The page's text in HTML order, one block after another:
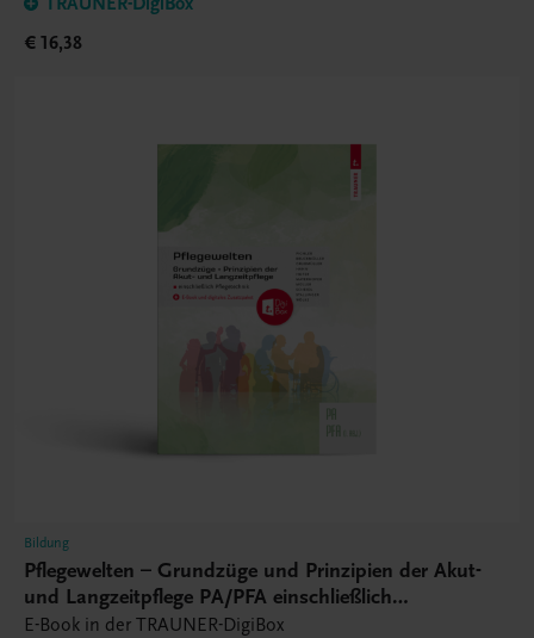
€ 16,38
Bildung
Pflegewelten – Grundzüge und Prinzipien der Akut-
und Langzeitpflege PA/PFA einschließlich
Pflegetechnik – E-Book
E-Book in der TRAUNER-DigiBox